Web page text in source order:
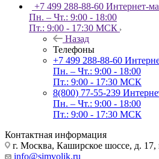
+7 499 288-88-60 Интернет-
Пн. – Чт.: 9:00 - 18:00
Пт.: 9:00 - 17:30 МСК
Назад
Телефоны
+7 499 288-88-60
Пн. – Чт.: 9:00 - 18:00
Пт.: 9:00 - 17:30 МСК
8(800) 77-55-239
Пн. – Чт.: 9:00 - 18:00
Пт.: 9:00 - 17:30 МСК
Контактная информация
г. Москва, Каширское шоссе, д. 17,
info@simvolik.ru